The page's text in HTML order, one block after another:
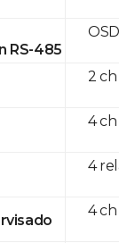
RS-485
2
4 ch
4
4 ch